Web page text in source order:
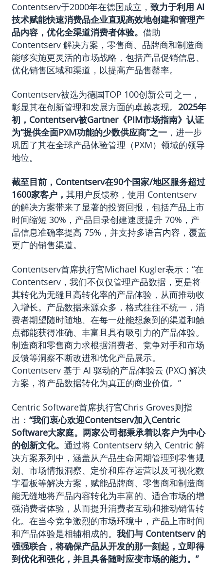
Contentserv于2000年在德国成立， 致力于利用 AI
技术赋能快速消费品企业直观高效地创建和管理产
品内容，优化全渠道消费者体验。 借助
Contentserv 解决方案，零售商、品牌商和制造商
能够实施更灵活的市场战略，包括产品促销信息、
优化销售区域和渠道，以提高产品售罄率。
Contentserv被选为德国TOP 100创新公司之一，
彰显其在创新管理和发展方面的卓越表现。 2025年
初，Contentserv被Gartner《PIM市场指南》认证
为“提供全面PXM功能的少数供应商”之一 ，进一步
巩固了其在全球产品体验管理（PXM）领域的领导
地位。
截至目前，Contentserv在90个国家/地区服务超过
1600家客户， 其用户反馈称，使用 Contentserv
的解决方案带来了显著的投资回报，包括产品上市
时间缩短 30%，产品目录创建速度提升 70%，产
品信息准确率提高 75%，并支持多语言内容，覆盖
更广的销售渠道。
Contentserv首席执行官Michael Kugler表示：“在
Contentserv，我们不仅仅管理产品数据，更是将
其转化为无缝且高转化率的产品体验，从而推动收
入增长。产品数据来源众多，格式往往不统一，消
费者期望随时随地、在每一处能想象到的渠道和触
点都能获得准确、丰富且具有吸引力的产品体验。
制造商和零售商力求根据消费者、竞争对手和市场
反馈等洞察不断改进和优化产品展示。
Contentserv 基于 AI 驱动的产品体验云 (PXC) 解决
方案，将产品数据转化为真正的商业价值。”
Centric Software首席执行官Chris Groves则指
出： “我们衷心欢迎Contentserv加入Centric
Software大家庭。两家公司都秉承着以客户为中心
的创新文化。 通过将 Contentserv 纳入 Centric 解
决方案系列中，涵盖从产品生命周期管理到零售规
划、市场情报洞察、定价和库存运营以及可视化数
字看板等解决方案，赋能品牌商、零售商和制造商
能无缝地将产品内容转化为丰富的、适合市场的增
强消费者体验，从而提升消费者互动和推动销售转
化。在当今竞争激烈的市场环境中，产品上市时间
和产品体验是相辅相成的。 我们与 Contentserv 的
强强联合，将确保产品从开发的那一刻起，立即得
到优化和强化，并且具备随时应变市场的能力。”